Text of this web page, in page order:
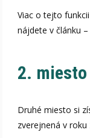
Viac o tejto
nájdete v článku
2. miesto
Druhé miesto si
zverejnená v roku